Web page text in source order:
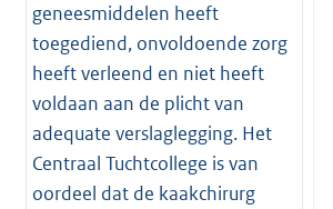
geneesmiddelen heeft
toegediend, onvoldoende zorg
heeft verleend en niet heeft
voldaan aan de plicht van
adequate verslaglegging. Het
Centraal Tuchtcollege is van
oordeel dat de kaakchirurg